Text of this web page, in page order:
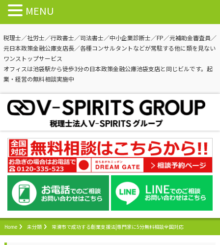
税理士／社労士／行政書士／司法書士／中小企業診断士／FP／元補助金審査員／
元日本政策金融公庫支店長／各種コンサルタントなどが常駐する他に類を見ない
ワンストップサービス
オフィスは池袋駅から徒歩3分の日本政策金融公庫池袋支店と同じビルです。起
業・経営の無料相談実施中
Home 未分類 常滑市で成功する創業支援法|専門家に5分無料相談全国対応
MENU